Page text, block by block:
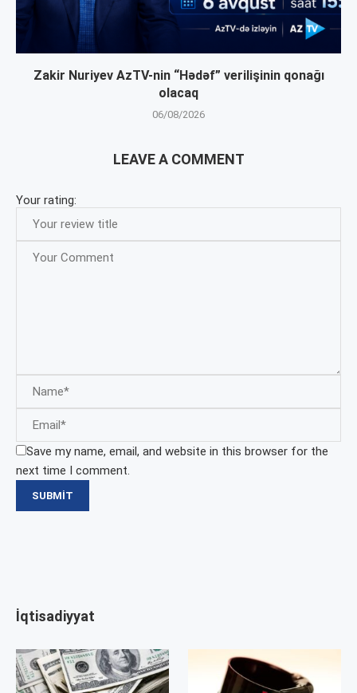
Zakir Nuriyev AzTV-nin “Hədəf” verilişinin qonağı
olacaq
06/08/2026
LEAVE A COMMENT
Your rating:
Save my name, email, and website in this browser for the
next time I comment.
İqtisadiyyat